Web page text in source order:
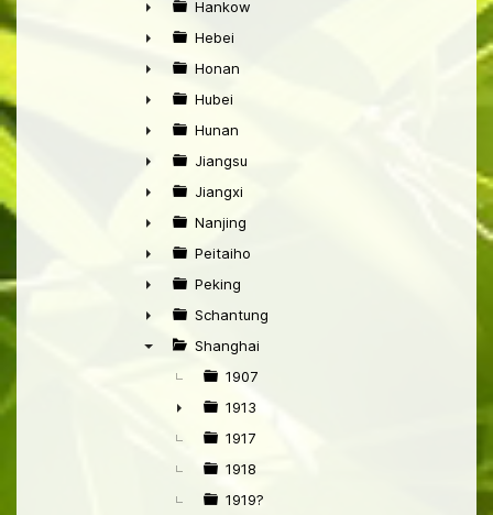
►
►
Hankow
►
Hebei
►
Honan
►
Hubei
►
Hunan
►
Jiangsu
►
Jiangxi
►
Nanjing
►
Peitaiho
►
Peking
►
Schantung
Shanghai
1907
►
1913
1917
1918
1919?